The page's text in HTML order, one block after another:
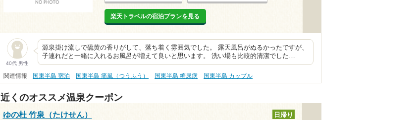
楽天トラベルの宿泊プランを見る
40代 男性
源泉掛け流しで硫黄の香りがして、落ち着く雰囲気でした。 露天風呂がぬるかったですが、
子連れだと一緒に入れるお風呂が増えて良いと思います。 洗い場も比較的清潔でした…
関連情報 国東半島 宿泊 国東半島 痛風（つうふう） 国東半島 糖尿病 国東半島 カップル
近くのオススメ温泉クーポン
ゆの杜 竹泉（たけせん） 日帰り